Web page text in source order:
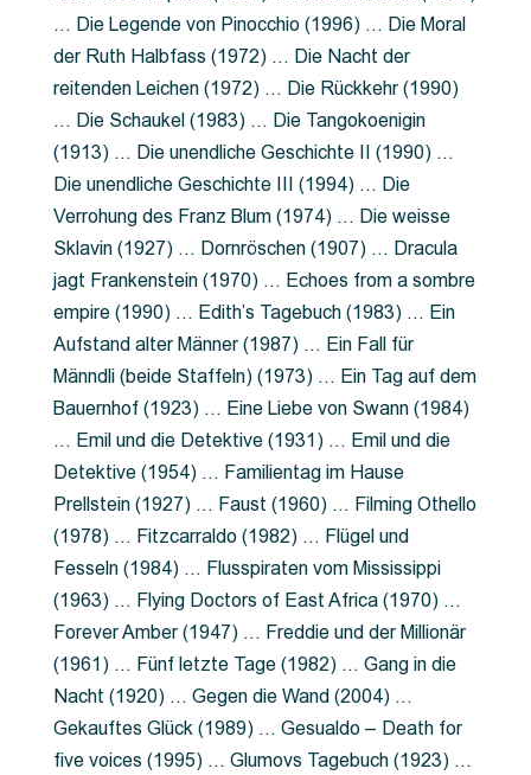
… Die Legende von Pinocchio (1996) … Die Moral
der Ruth Halbfass (1972) … Die Nacht der
reitenden Leichen (1972) … Die Rückkehr (1990)
… Die Schaukel (1983) … Die Tangokoenigin
(1913) … Die unendliche Geschichte II (1990) …
Die unendliche Geschichte III (1994) … Die
Verrohung des Franz Blum (1974) … Die weisse
Sklavin (1927) … Dornröschen (1907) … Dracula
jagt Frankenstein (1970) … Echoes from a sombre
empire (1990) … Edith’s Tagebuch (1983) … Ein
Aufstand alter Männer (1987) … Ein Fall für
Männdli (beide Staffeln) (1973) … Ein Tag auf dem
Bauernhof (1923) … Eine Liebe von Swann (1984)
… Emil und die Detektive (1931) … Emil und die
Detektive (1954) … Familientag im Hause
Prellstein (1927) … Faust (1960) … Filming Othello
(1978) … Fitzcarraldo (1982) … Flügel und
Fesseln (1984) … Flusspiraten vom Mississippi
(1963) … Flying Doctors of East Africa (1970) …
Forever Amber (1947) … Freddie und der Millionär
(1961) … Fünf letzte Tage (1982) … Gang in die
Nacht (1920) … Gegen die Wand (2004) …
Gekauftes Glück (1989) … Gesualdo – Death for
five voices (1995) … Glumovs Tagebuch (1923) …